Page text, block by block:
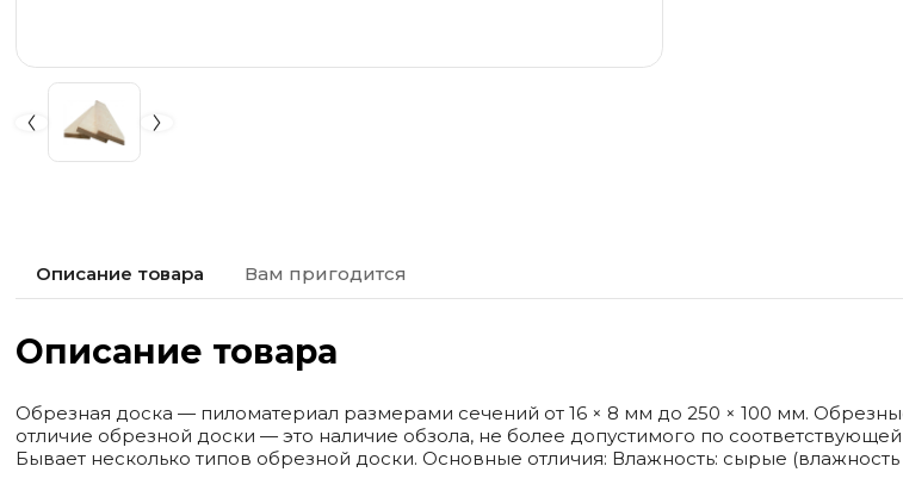
Описание товара Вам пригодится
Описание товара
Обрезная доска — пиломатериал размерами сечений от 16 × 8 мм до 250 × 100 мм.
отличие обрезной доски — это наличие обзола, не более допустимого по
Бывает несколько типов обрезной доски. Основные отличия: Влажность: сырые